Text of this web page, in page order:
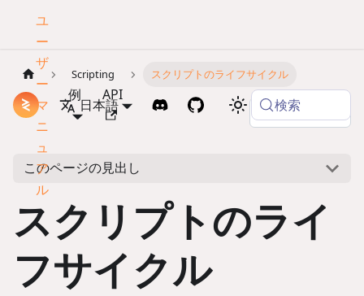
ドキュメント
ユ
ー
ザ
ー
マ
ニ
ュ
ア
ル
例 API
日本語 検索
Scripting スクリプトのライフサイクル
Copy page
このページの見出し
スクリプトのライ
フサイクル